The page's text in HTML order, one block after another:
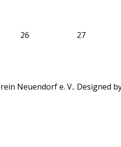
26 27
Neuendorf e. V.. Designed